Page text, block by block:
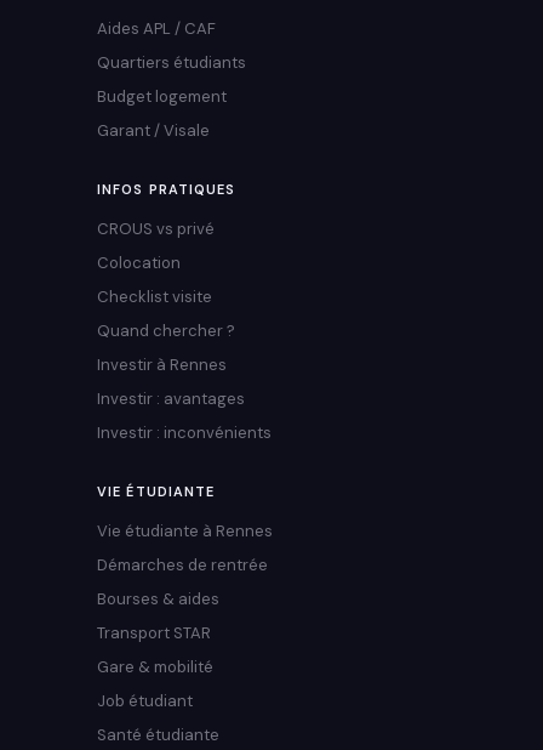
Aides APL / CAF
Quartiers étudiants
Budget logement
Garant / Visale
INFOS PRATIQUES
CROUS vs privé
Colocation
Checklist visite
Quand chercher ?
Investir à Rennes
Investir : avantages
Investir : inconvénients
VIE ÉTUDIANTE
Vie étudiante à Rennes
Démarches de rentrée
Bourses & aides
Transport STAR
Gare & mobilité
Job étudiant
Santé étudiante